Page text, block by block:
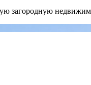
загородную